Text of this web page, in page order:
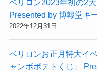
ベリロン2023年初の2
Presented by 博報堂キ
2022年12月31日
ベリロンお正月特大イ
ャンボポテトくじ」